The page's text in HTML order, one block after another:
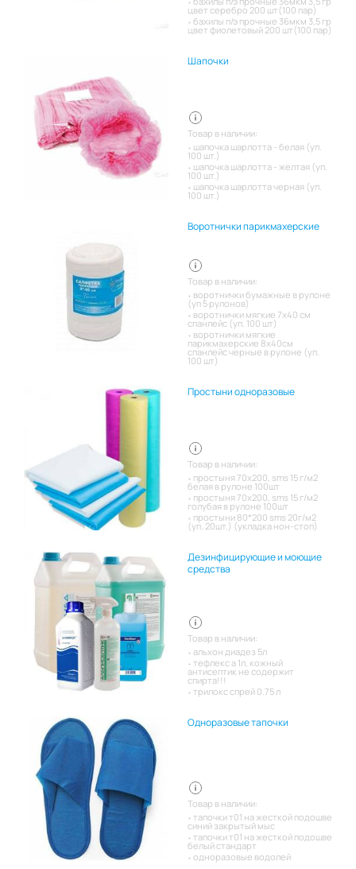
цвет серебро 200 шт(100 пар)
бахилы п/э прочные 36мкм 3,5 гр
цвет фиолетовый 200 шт(100 пар)
Шапочки
Товар в наличии:
шапочка шарлотта - белая (уп.
100 шт.)
шапочка шарлотта - желтая (уп.
100 шт.)
шапочка шарлотта черная (уп.
100 шт.)
Воротнички парикмахерские
Товар в наличии:
воротнички бумажные в рулоне
(уп 5 рулонов)
воротнички мягкие 7х40 см
спанлейс (уп. 100 шт)
воротнички мягкие
парикмахерские 8х40см
спанлейс черные в рулоне (уп.
100 шт)
Простыни одноразовые
Товар в наличии:
простыня 70х200, sms 15 г/м2
белая в рулоне 100шт
простыня 70х200, sms 15 г/м2
голубая в рулоне 100шт
простыни 80*200 sms 20г/м2
(уп. 20шт.) (укладка нон-стоп)
Дезинфицирующие и моющие
средства
Товар в наличии:
альхон диадез 5л
тефлекс а 1л, кожный
антисептик не содержит
спирта!!!
трилокс спрей 0.75 л
Одноразовые тапочки
Товар в наличии:
тапочки т01 на жесткой подошве
синий закрытый мыс
тапочки т01 на жесткой подошве
белый стандарт
одноразовые водолей